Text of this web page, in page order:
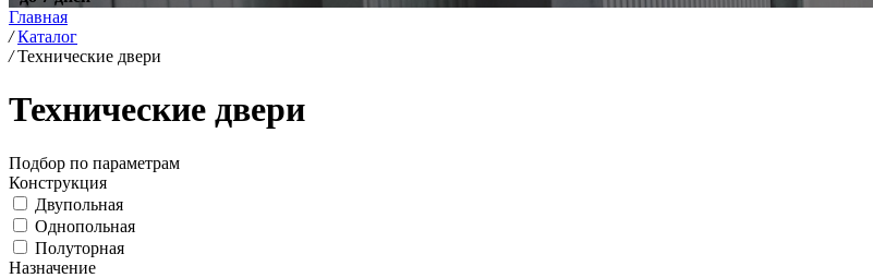
Главная
/ Каталог
/ Технические двери
Технические двери
Подбор по параметрам
Конструкция
Двупольная
Однопольная
Полуторная
Назначение